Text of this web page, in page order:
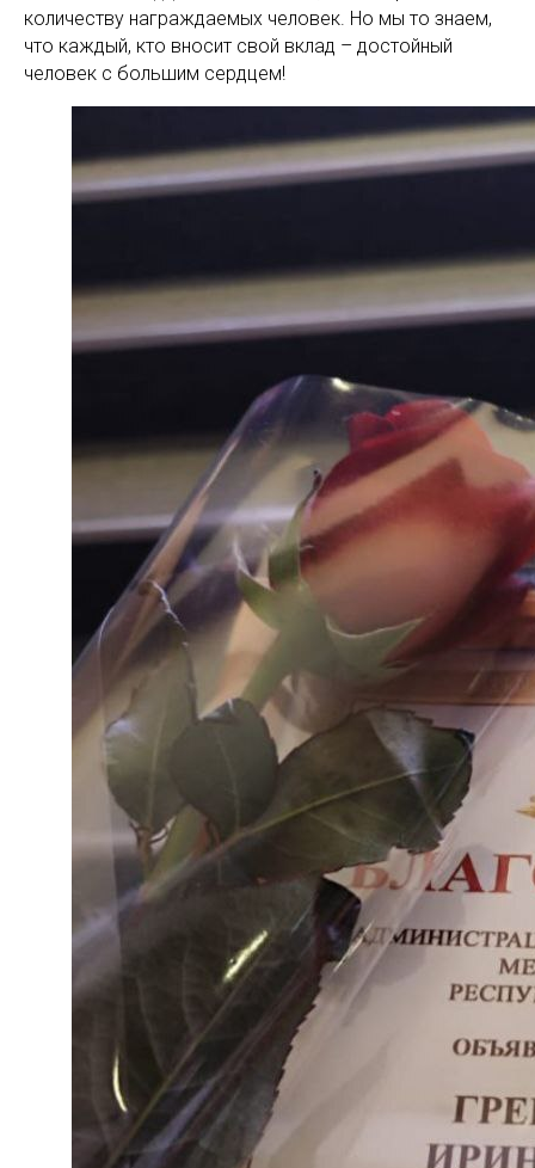
количеству награждаемых человек. Но мы то знаем,
что каждый, кто вносит свой вклад – достойный
человек с большим сердцем!